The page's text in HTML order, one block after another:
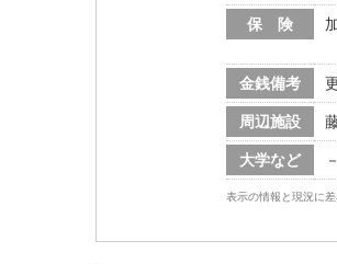
保 険
金銭備考
周辺施設
大学など
－
表示の情報と現況に